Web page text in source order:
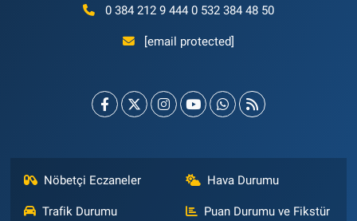
0 384 212 9 444 0 532 384 48 50
[email protected]
Nöbetçi Eczaneler Hava Durumu
Trafik Durumu Puan Durumu ve Fikstür